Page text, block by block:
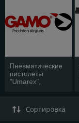
Пневматические
пистолеты
"Umarex",
ARMS".Сортировка